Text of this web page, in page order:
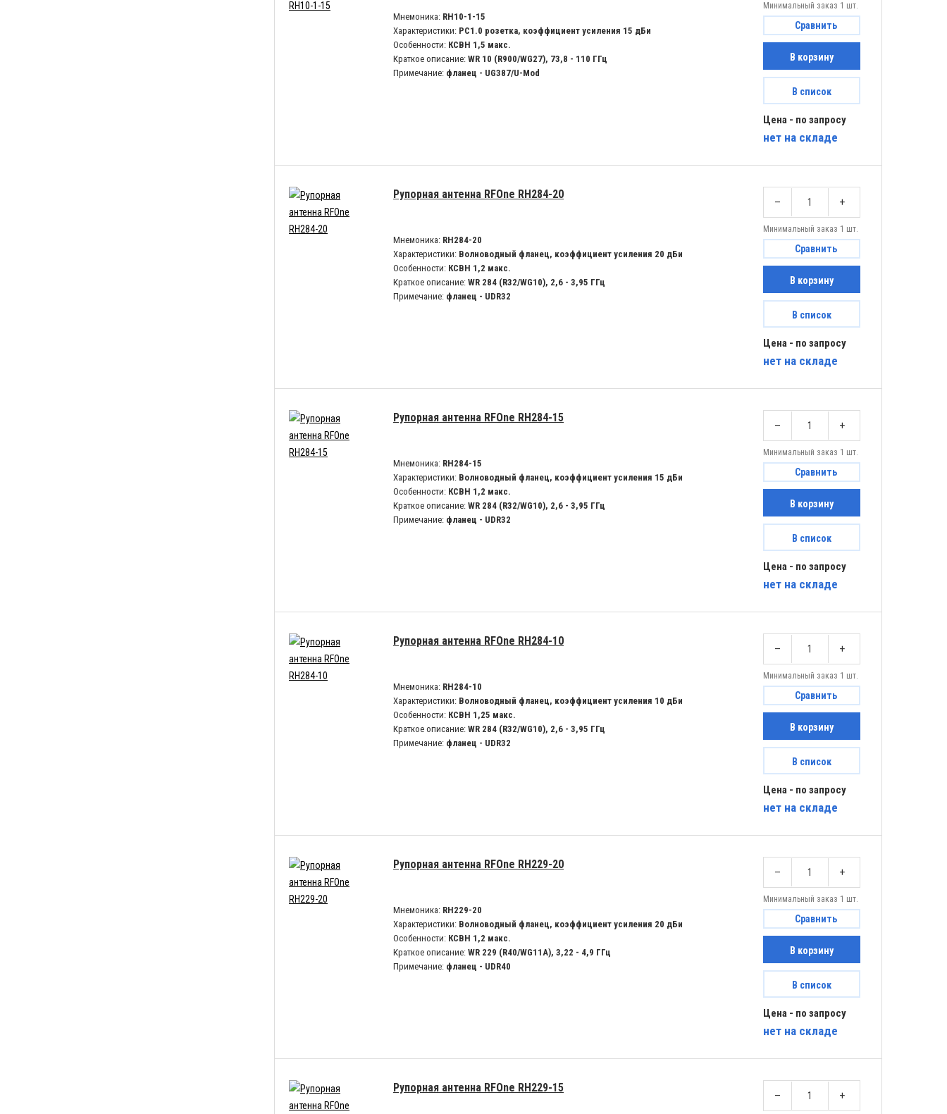
Мнемоника: RH10-1-15
Характеристики: PC1.0 розетка, коэффициент усиления 15 дБи
Особенности: КСВН 1,5 макс.
Краткое описание: WR 10 (R900/WG27), 73,8 - 110 ГГц
Примечание: фланец - UG387/U-Mod
Минимальный заказ 1 шт.
Сравнить
В корзину
В список
Цена - по запросу
нет на складе
Рупорная антенна RFOne RH284-20
Мнемоника: RH284-20
Характеристики: Волноводный фланец, коэффициент усиления 20 дБи
Особенности: КСВН 1,2 макс.
Краткое описание: WR 284 (R32/WG10), 2,6 - 3,95 ГГц
Примечание: фланец - UDR32
– +
Минимальный заказ 1 шт.
Сравнить
В корзину
В список
Цена - по запросу
нет на складе
Рупорная антенна RFOne RH284-15
Мнемоника: RH284-15
Характеристики: Волноводный фланец, коэффициент усиления 15 дБи
Особенности: КСВН 1,2 макс.
Краткое описание: WR 284 (R32/WG10), 2,6 - 3,95 ГГц
Примечание: фланец - UDR32
– +
Минимальный заказ 1 шт.
Сравнить
В корзину
В список
Цена - по запросу
нет на складе
Рупорная антенна RFOne RH284-10
Мнемоника: RH284-10
Характеристики: Волноводный фланец, коэффициент усиления 10 дБи
Особенности: КСВН 1,25 макс.
Краткое описание: WR 284 (R32/WG10), 2,6 - 3,95 ГГц
Примечание: фланец - UDR32
– +
Минимальный заказ 1 шт.
Сравнить
В корзину
В список
Цена - по запросу
нет на складе
Рупорная антенна RFOne RH229-20
Мнемоника: RH229-20
Характеристики: Волноводный фланец, коэффициент усиления 20 дБи
Особенности: КСВН 1,2 макс.
Краткое описание: WR 229 (R40/WG11A), 3,22 - 4,9 ГГц
Примечание: фланец - UDR40
– +
Минимальный заказ 1 шт.
Сравнить
В корзину
В список
Цена - по запросу
нет на складе
Рупорная антенна RFOne RH229-15
– +